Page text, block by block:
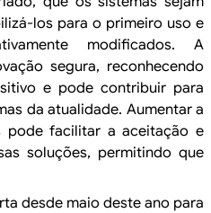
los para o primeiro uso e
modificados. A
segura, reconhecendo
e pode contribuir para
da atualidade. Aumentar a
pode facilitar a aceitação e
soluções, permitindo que
desde maio deste ano para